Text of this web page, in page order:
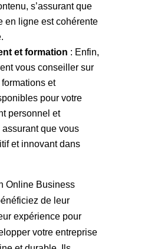
s’assurant que
en ligne est cohérente
et formation : Enfin,
vous conseiller sur
et
pour votre
personnel et
que vous
et innovant dans
Online Business
de leur
expérience pour
votre entreprise